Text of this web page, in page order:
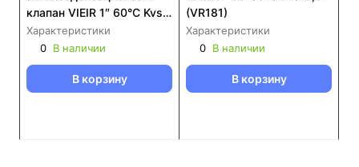
клапан VIEIR 1″ 60°C Kvs-
9 (VR238)
Характеристики
0 В наличии
В корзину
(VR181)
Характеристики
0 В наличии
В корзину